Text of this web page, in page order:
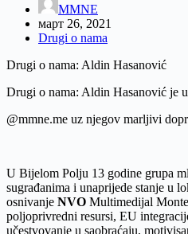
MMNE
март 26, 2021
Drugi o nama
Drugi o nama: Aldin Hasanović
Drugi o nama: Aldin Hasanović je
@mmne.me uz njegov marljivi
U Bijelom Polju 13 godine grupa
sugrađanima i unaprijede stanje u
osnivanje NVO Multimedijal
poljoprivredni resursi, EU
učestvovanje u saobraćaju,